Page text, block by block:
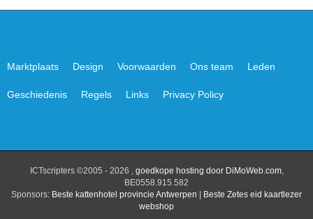
Marktplaats Design Voorwaarden Ons team Leden
Geschiedenis Regels Links Privacy Policy
ICTscripters ©2005 - 2026 , goedkope hosting door DiMoWeb.com,
BE0558.915.582
Sponsors: Beste kattenhotel provincie Antwerpen
Beste Zetes eid kaartlezer
webshop